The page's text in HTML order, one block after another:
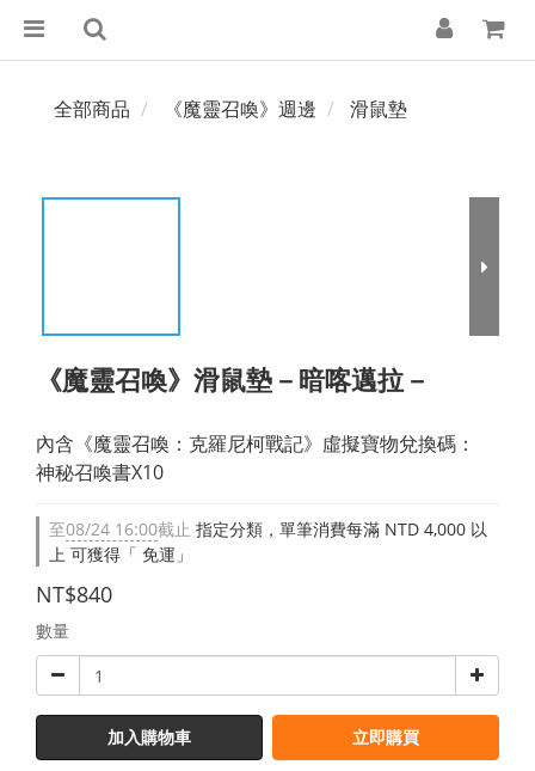
全部商品 《魔靈召喚》週邊 滑鼠墊
《魔靈召喚》滑鼠墊－暗喀邁拉－
內含《魔靈召喚：克羅尼柯戰記》虛擬寶物兌換碼：
神秘召喚書X10
至08/24 16:00截止 指定分類，單筆消費每滿 NTD 4,000 以
上 可獲得「 免運」
NT$840
數量
加入購物車 立即購買